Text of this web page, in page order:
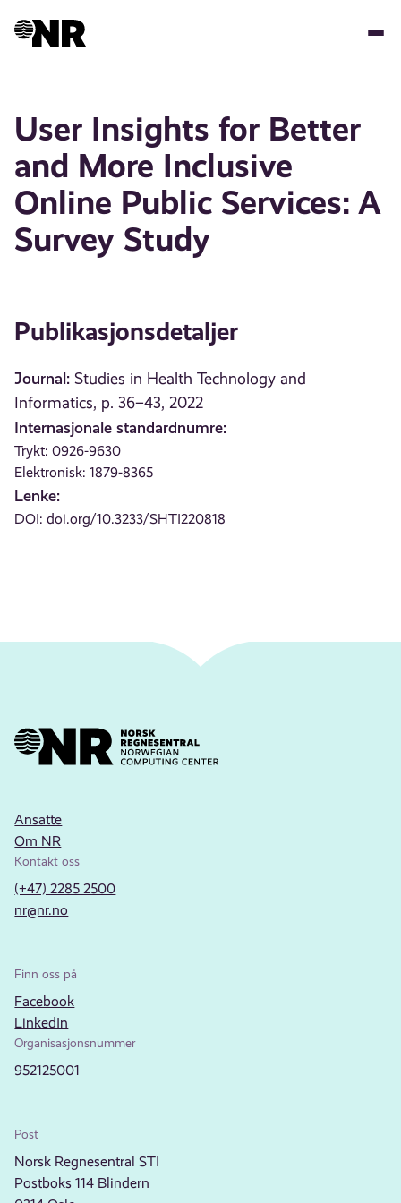
User Insights for Better
and More Inclusive
Online Public Services: A
Survey Study
Publikasjonsdetaljer
Journal: Studies in Health Technology and
Informatics, p. 36–43, 2022
Internasjonale standardnumre:
Trykt: 0926-9630
Elektronisk: 1879-8365
Lenke:
DOI:doi.org/10.3233/SHTI220818
Ansatte
Om NR
Kontakt oss
(+47) 2285 2500
nr@nr.no
Finn oss på
Facebook
LinkedIn
Organisasjonsnummer
952125001
Post
Norsk Regnesentral STI
Postboks 114 Blindern